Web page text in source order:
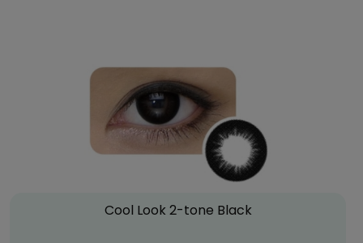
Cool Look 2-tone Black